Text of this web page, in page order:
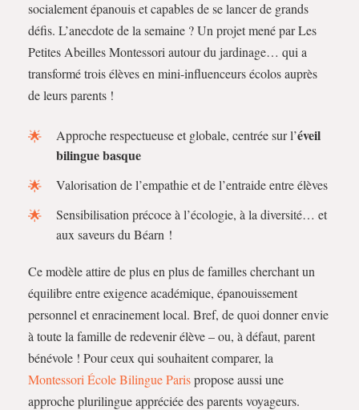
socialement épanouis et capables de se lancer de grands
défis. L’anecdote de la semaine ? Un projet mené par Les
Petites Abeilles Montessori autour du jardinage… qui a
transformé trois élèves en mini-influenceurs écolos auprès
de leurs parents !
Approche respectueuse et globale, centrée sur l’éveil
bilingue basque
Valorisation de l’empathie et de l’entraide entre élèves
Sensibilisation précoce à l’écologie, à la diversité… et
aux saveurs du Béarn !
Ce modèle attire de plus en plus de familles cherchant un
équilibre entre exigence académique, épanouissement
personnel et enracinement local. Bref, de quoi donner envie
à toute la famille de redevenir élève – ou, à défaut, parent
bénévole ! Pour ceux qui souhaitent comparer, la
Montessori École Bilingue Parispropose aussi une
approche plurilingue appréciée des parents voyageurs.